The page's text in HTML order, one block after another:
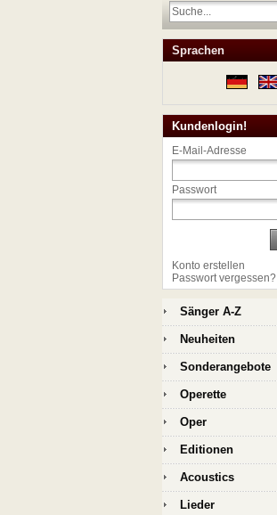
Sprachen
Kundenlogin!
E-Mail-Adresse
Passwort
Konto erstellen
Passwort vergessen?
Sänger A-Z
Neuheiten
Sonderangebote
Operette
Oper
Editionen
Acoustics
Lieder